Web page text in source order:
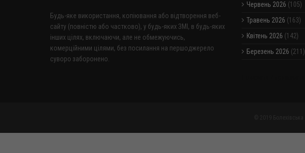
Будь-яке використання, копіювання або відтворення веб-
сайту (повністю або частково), у будь-яких ЗМІ, в будь-яких
інших цілях, включаючи, але не обмежуючись,
комерційними цілями, без посилання на першоджерело
суворо заборонено.
Червень 2026 (105)
Травень 2026 (163)
Квітень 2026 (142)
Березень 2026 (211)